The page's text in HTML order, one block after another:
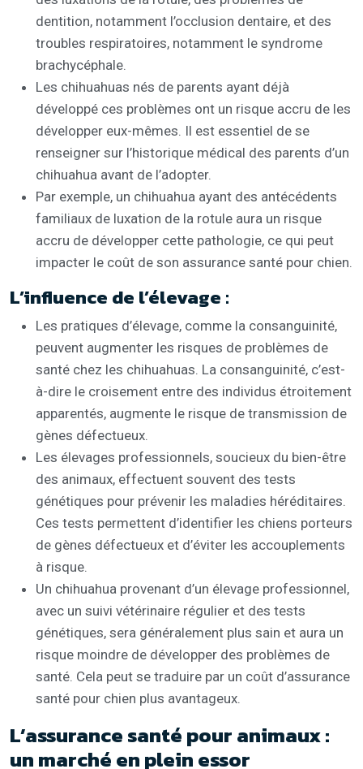
dentition, notamment l’occlusion dentaire, et des
troubles respiratoires, notamment le syndrome
brachycéphale.
Les chihuahuas nés de parents ayant déjà
développé ces problèmes ont un risque accru de les
développer eux-mêmes. Il est essentiel de se
renseigner sur l’historique médical des parents d’un
chihuahua avant de l’adopter.
Par exemple, un chihuahua ayant des antécédents
familiaux de luxation de la rotule aura un risque
accru de développer cette pathologie, ce qui peut
impacter le coût de son assurance santé pour chien.
L’influence de l’élevage :
Les pratiques d’élevage, comme la consanguinité,
peuvent augmenter les risques de problèmes de
santé chez les chihuahuas. La consanguinité, c’est-
à-dire le croisement entre des individus étroitement
apparentés, augmente le risque de transmission de
gènes défectueux.
Les élevages professionnels, soucieux du bien-être
des animaux, effectuent souvent des tests
génétiques pour prévenir les maladies héréditaires.
Ces tests permettent d’identifier les chiens porteurs
de gènes défectueux et d’éviter les accouplements
à risque.
Un chihuahua provenant d’un élevage professionnel,
avec un suivi vétérinaire régulier et des tests
génétiques, sera généralement plus sain et aura un
risque moindre de développer des problèmes de
santé. Cela peut se traduire par un coût d’assurance
santé pour chien plus avantageux.
L’assurance santé pour animaux :
un marché en plein essor